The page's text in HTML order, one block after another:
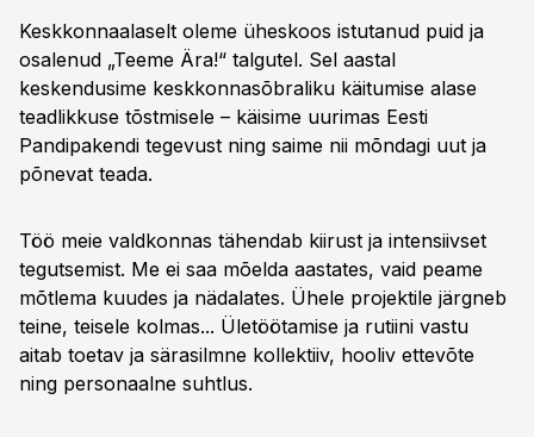
Keskkonnaalaselt oleme üheskoos istutanud puid ja
osalenud „Teeme Ära!“ talgutel. Sel aastal
keskendusime keskkonnasõbraliku käitumise alase
teadlikkuse tõstmisele – käisime uurimas Eesti
Pandipakendi tegevust ning saime nii mõndagi uut ja
põnevat teada.
Töö meie valdkonnas tähendab kiirust ja intensiivset
tegutsemist. Me ei saa mõelda aastates, vaid peame
mõtlema kuudes ja nädalates. Ühele projektile järgneb
teine, teisele kolmas... Ületöötamise ja rutiini vastu
aitab toetav ja särasilmne kollektiiv, hooliv ettevõte
ning personaalne suhtlus.